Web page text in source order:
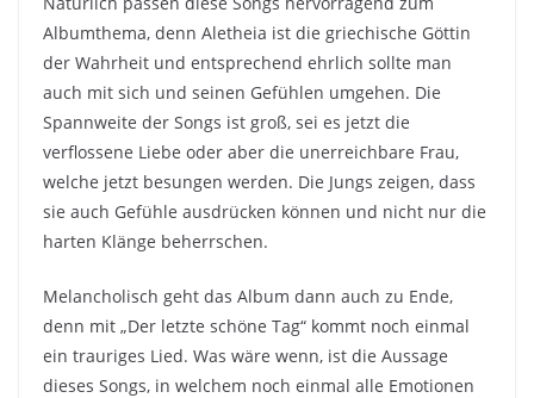
Albumthema, denn Aletheia ist die griechische Göttin
der Wahrheit und entsprechend ehrlich sollte man
auch mit sich und seinen Gefühlen umgehen. Die
Spannweite der Songs ist groß, sei es jetzt die
verflossene Liebe oder aber die unerreichbare Frau,
welche jetzt besungen werden. Die Jungs zeigen, dass
sie auch Gefühle ausdrücken können und nicht nur die
harten Klänge beherrschen.
Melancholisch geht das Album dann auch zu Ende,
denn mit „Der letzte schöne Tag“ kommt noch einmal
ein trauriges Lied. Was wäre wenn, ist die Aussage
dieses Songs, in welchem noch einmal alle Emotionen